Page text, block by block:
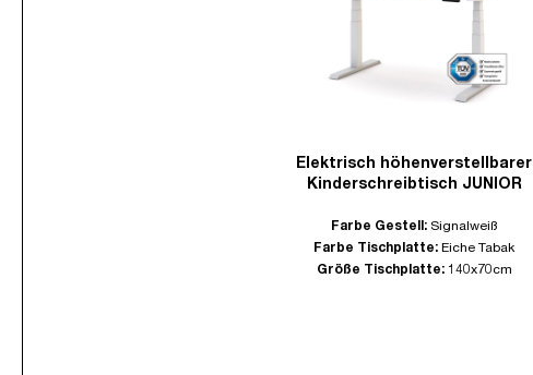
Elektrisch höhenverstellbarer
Kinderschreibtisch JUNIOR
Farbe Gestell: Signalweiß
Farbe Tischplatte: Eiche Tabak
Größe Tischplatte: 140x70cm